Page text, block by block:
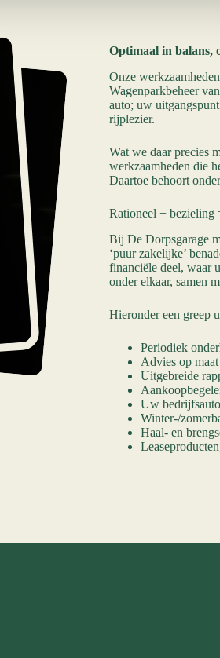
Optimaal in balans,
Onze
Wagenparkbeheer
auto; uw
rijplezier.
Wat we daar precies
werkzaamheden die
Daartoe behoort
Rationeel + bezieling
Bij De Dorpsgarage
‘puur zakelijke’
financiële deel, waar
onder elkaar, samen
Hieronder een greep
Periodiek
Advies op
Uitgebreide
Uw
Winter-/
Haal- en